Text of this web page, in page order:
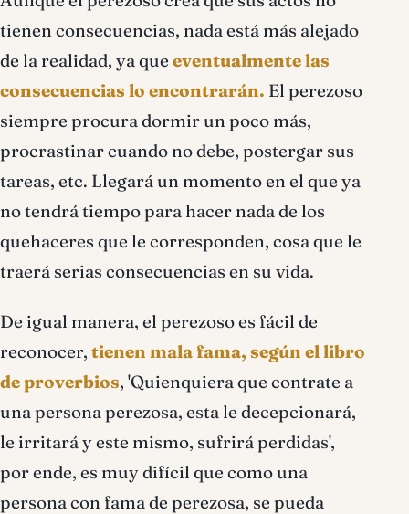
tienen consecuencias, nada está más alejado
de la realidad, ya que eventualmente las
consecuencias lo encontrarán. El perezoso
siempre procura dormir un poco más,
procrastinar cuando no debe, postergar sus
tareas, etc. Llegará un momento en el que ya
no tendrá tiempo para hacer nada de los
quehaceres que le corresponden, cosa que le
traerá serias consecuencias en su vida.
De igual manera, el perezoso es fácil de
reconocer, tienen mala fama, según el libro
de proverbios, 'Quienquiera que contrate a
una persona perezosa, esta le decepcionará,
le irritará y este mismo, sufrirá perdidas',
por ende, es muy difícil que como una
persona con fama de perezosa, se pueda